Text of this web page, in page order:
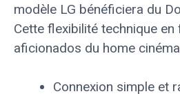
modèle LG bénéficiera du
Cette flexibilité technique
aficionados du home
Connexion simple et